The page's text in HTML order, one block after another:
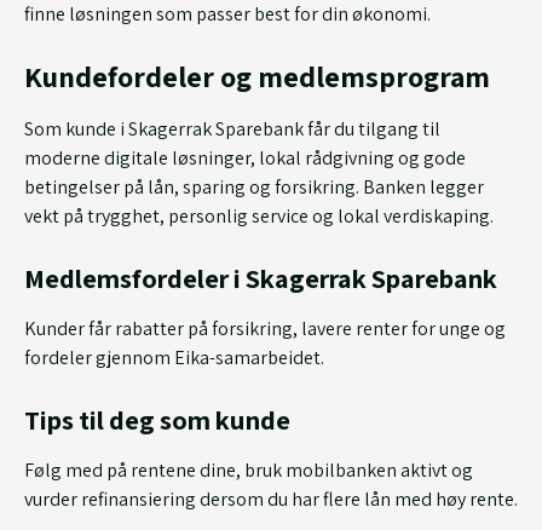
finne løsningen som passer best for din økonomi.
Kundefordeler og medlemsprogram
Som kunde i Skagerrak Sparebank får du tilgang til
moderne digitale løsninger, lokal rådgivning og gode
betingelser på lån, sparing og forsikring. Banken legger
vekt på trygghet, personlig service og lokal verdiskaping.
Medlemsfordeler i Skagerrak Sparebank
Kunder får rabatter på forsikring, lavere renter for unge og
fordeler gjennom Eika-samarbeidet.
Tips til deg som kunde
Følg med på rentene dine, bruk mobilbanken aktivt og
vurder refinansiering dersom du har flere lån med høy rente.